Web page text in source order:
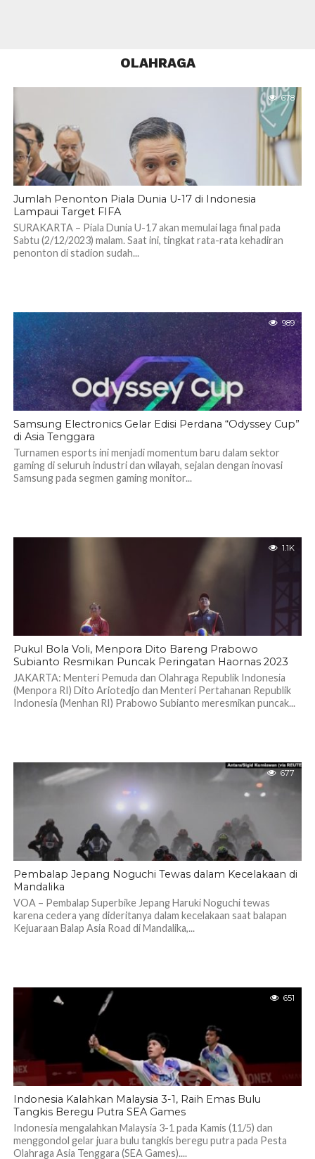
OLAHRAGA
678
Jumlah Penonton Piala Dunia U-17 di Indonesia
Lampaui Target FIFA
SURAKARTA – Piala Dunia U-17 akan memulai laga final pada
Sabtu (2/12/2023) malam. Saat ini, tingkat rata-rata kehadiran
penonton di stadion sudah...
989
Samsung Electronics Gelar Edisi Perdana “Odyssey Cup”
di Asia Tenggara
Turnamen esports ini menjadi momentum baru dalam sektor
gaming di seluruh industri dan wilayah, sejalan dengan inovasi
Samsung pada segmen gaming monitor...
1.1K
Pukul Bola Voli, Menpora Dito Bareng Prabowo
Subianto Resmikan Puncak Peringatan Haornas 2023
JAKARTA: Menteri Pemuda dan Olahraga Republik Indonesia
(Menpora RI) Dito Ariotedjo dan Menteri Pertahanan Republik
Indonesia (Menhan RI) Prabowo Subianto meresmikan puncak...
677
Pembalap Jepang Noguchi Tewas dalam Kecelakaan di
Mandalika
VOA – Pembalap Superbike Jepang Haruki Noguchi tewas
karena cedera yang dideritanya dalam kecelakaan saat balapan
Kejuaraan Balap Asia Road di Mandalika,...
651
Indonesia Kalahkan Malaysia 3-1, Raih Emas Bulu
Tangkis Beregu Putra SEA Games
Indonesia mengalahkan Malaysia 3-1 pada Kamis (11/5) dan
menggondol gelar juara bulu tangkis beregu putra pada Pesta
Olahraga Asia Tenggara (SEA Games)....